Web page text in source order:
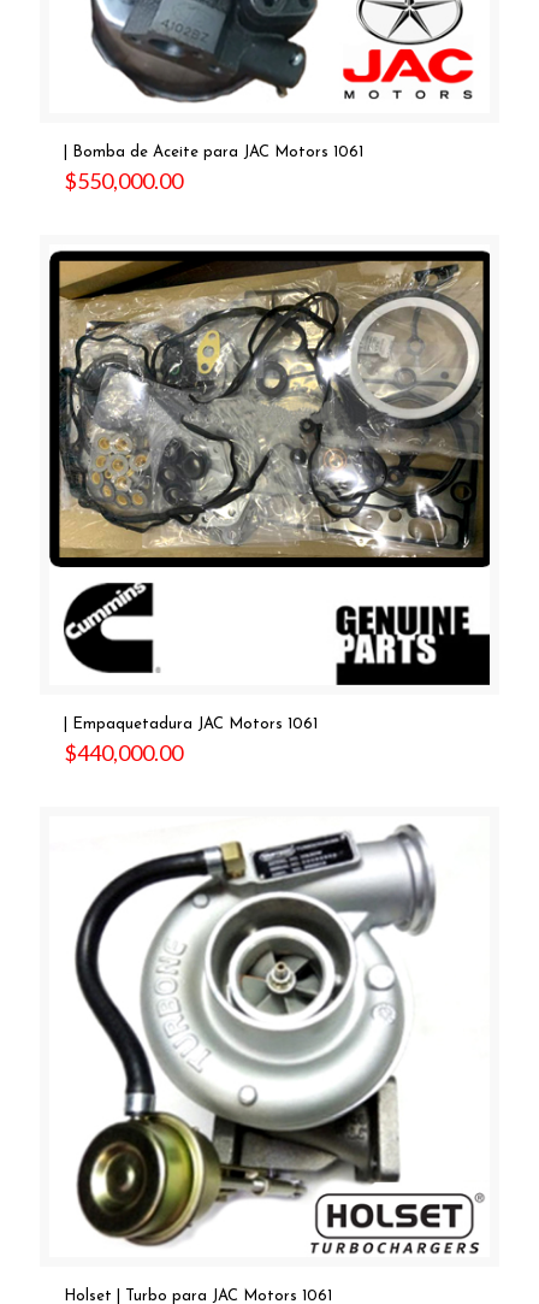
| Bomba de Aceite para JAC Motors 1061
$550,000.00
| Empaquetadura JAC Motors 1061
$440,000.00
Holset | Turbo para JAC Motors 1061